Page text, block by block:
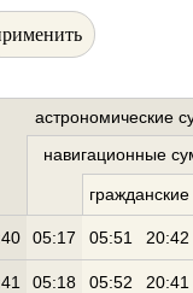
астрономические
навигационные
гражданские
05:17 05:51 20:42
05:18 05:52 20:41